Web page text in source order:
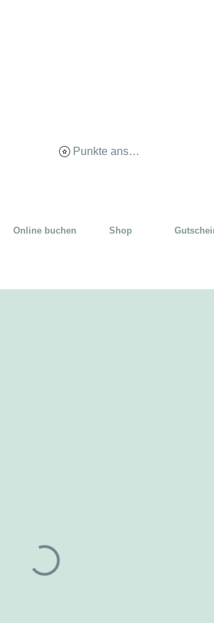
Punkte ansehen
Online buchen Shop